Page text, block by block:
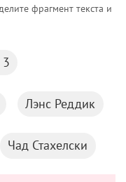
Кроме
что не
было?» —